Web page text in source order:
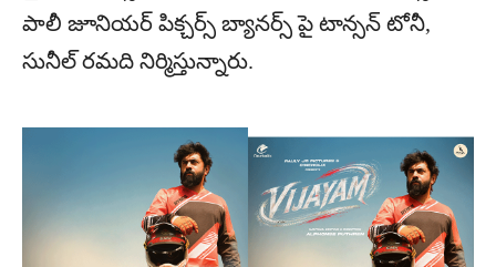
పాలీ జూనియర్ పిక్చర్స్ బ్యానర్స్ పై టాన్సన్ టోనీ,
సునీల్ రమది నిర్మిస్తున్నారు.